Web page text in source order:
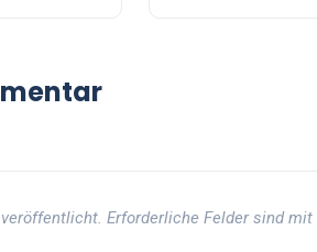
Erforderliche Felder sind mit